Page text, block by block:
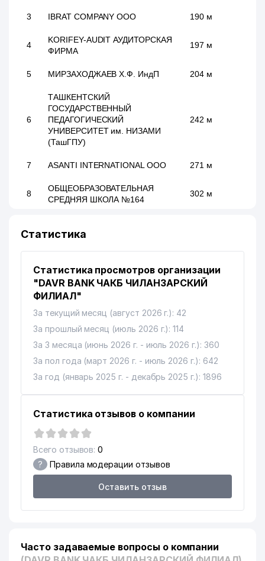
3 IBRAT COMPANY ООО 190 м
4
KORIFEY-AUDIT АУДИТОРСКАЯ
ФИРМА
197 м
5 МИРЗАХОДЖАЕВ Х.Ф. ИндП 204 м
6
ТАШКЕНТСКИЙ
ГОСУДАРСТВЕННЫЙ
ПЕДАГОГИЧЕСКИЙ
УНИВЕРСИТЕТ им. НИЗАМИ
(ТашГПУ)
242 м
7 ASANTI INTERNATIONAL ООО 271 м
8
ОБЩЕОБРАЗОВАТЕЛЬНАЯ
СРЕДНЯЯ ШКОЛА №164
302 м
ООО
11 JASMIN ULUGBEK FARM ООО 428 м
12
СРЕДНЯЯ ШКОЛА №195
13
ЧИЛАНЗАРСКОГО РАЙОНА
445 м
14
ХОКИМИЯТ ЧИЛАНЗАРСКОГО
РАЙОНА
446 м
BINKAT TRADE ООО
17
РЕСПУБЛИКАНСКИЙ
СПЕЦИАЛИЗИРОВАННЫЙ
ЦЕНТР ХИРУРГИИ им.
АКАДЕМИКА В.В. ВАХИДОВА
18 NUR MED SERVIS ООО 552 м
20 BABYLON TEX ООО 725 м
Статистика
Статистика просмотров организации
"DAVR BANK ЧАКБ ЧИЛАНЗАРСКИЙ
ФИЛИАЛ"
За текущий месяц (август 2026 г.): 42
За прошлый месяц (июль 2026 г.): 114
За 3 месяца (июнь 2026 г. - июль 2026 г.): 360
За пол года (март 2026 г. - июль 2026 г.): 642
За год (январь 2025 г. - декабрь 2025 г.): 1896
Статистика отзывов о компании
Всего отзывов: 0
? Правила модерации отзывов
Оставить отзыв
Часто задаваемые вопросы о компании